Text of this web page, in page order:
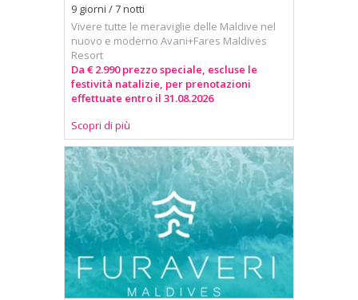
9 giorni / 7 notti
Vivere tutte le meraviglie delle Maldive nel
nuovo e moderno Avani+Fares Maldives
Resort
Da € 2.990 prezzo speciale, escluse le
festività natalizie, per prenotazioni
effettuate entro il 31.08.2026
Scopri di più